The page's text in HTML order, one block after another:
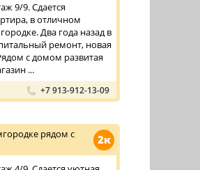
9/9. Сдается
в отличном
Два года назад в
ремонт, новая
с домом развитая
...
+7 913-912-13-09
2к
рядом с